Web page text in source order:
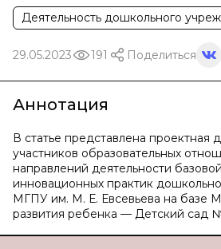
Деятельность дошкольного
29.05.2023 191 Поделиться
Аннотация
В статье представлена проектная
участников образовательных
направлений деятельности
инновационных практик
МГПУ им. М. Е. Евсевьева на базе
развития ребенка — Детский сад №